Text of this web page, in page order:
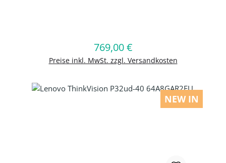
Regulärer Preis:
769,00 €
Preise inkl. MwSt. zzgl. Versandkosten
In den Warenkorb
NEW IN